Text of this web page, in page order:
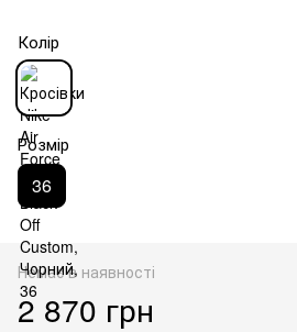
Колір
Розмір
36
Немає в наявності
2 870 грн